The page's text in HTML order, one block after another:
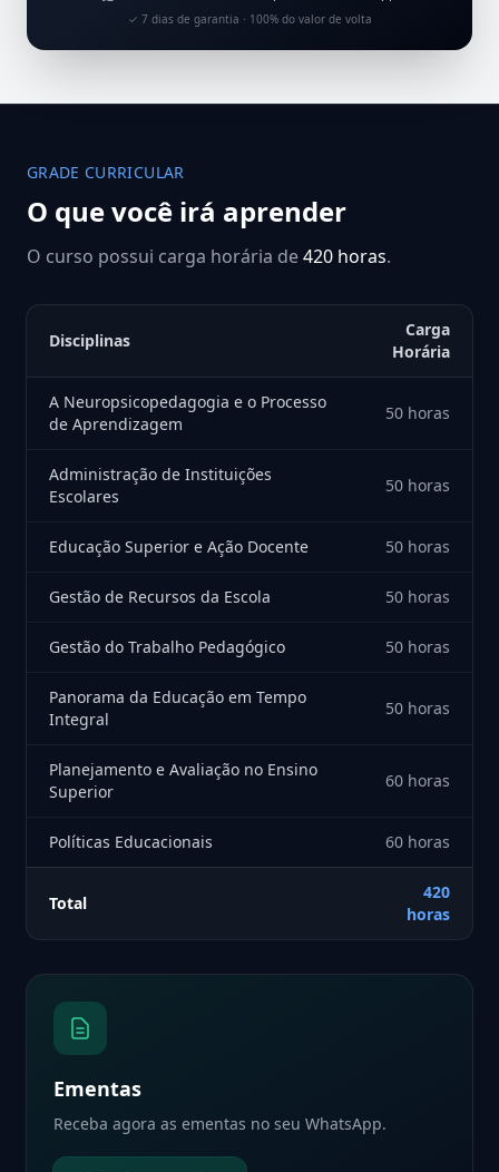
✓ 7 dias de garantia · 100% do valor de volta
GRADE CURRICULAR
O que você irá aprender
O curso possui carga horária de420 horas.
Disciplinas
Carga
Horária
A Neuropsicopedagogia e o Processo
de Aprendizagem
50 horas
Administração de Instituições
Escolares
50 horas
Educação Superior e Ação Docente 50 horas
Gestão de Recursos da Escola 50 horas
Gestão do Trabalho Pedagógico 50 horas
Panorama da Educação em Tempo
Integral
50 horas
Planejamento e Avaliação no Ensino
Superior
60 horas
Políticas Educacionais 60 horas
Total
420
horas
Ementas
Receba agora as ementas no seu WhatsApp.